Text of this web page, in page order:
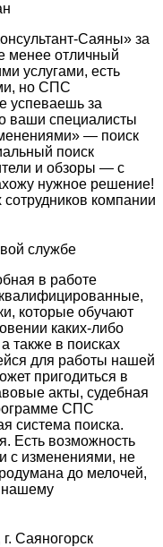
Саяны» за
менее отличный
услугами, есть
но СПС
успеваешь за
ваши специалисты
— поиск
поиск
и обзоры — с
нужное решение!
компании
службе
в работе
которые обучают
каких-либо
также в поисках
для работы нашей
пригодиться в
акты, судебная
СПС
система поиска.
Есть возможность
с изменениями, не
до мелочей,
нашему
Саяногорск